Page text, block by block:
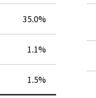
35.0%
1.1%
1.5%